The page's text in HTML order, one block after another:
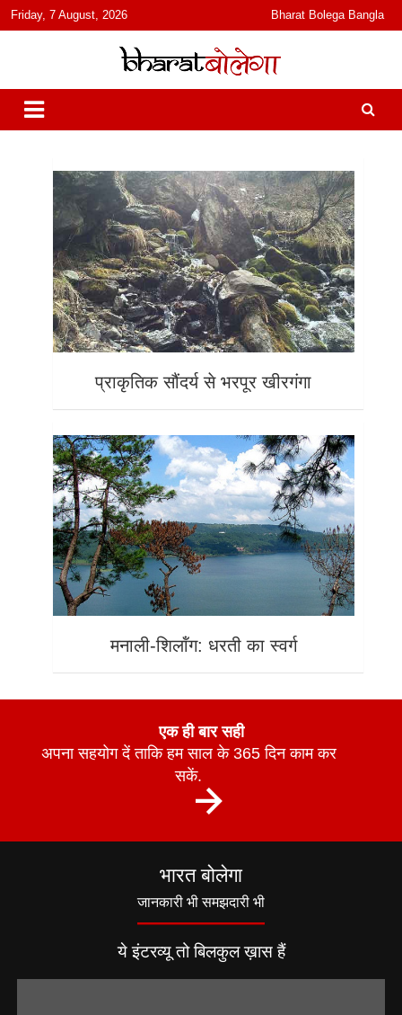
content
Friday, 7 August, 2026 Bharat Bolega Bangla
भारत बोलेगा
हिंदी में समाचार, विचार, ऑडियो, वीडियो और फ़ीचर. भारत बोलेगा हिंदी न्यूज़ वेबसाइट
India: News, Views, Info, Trends & Podcast I जानकारी भी समझदारी भी
और पॉडकास्ट
प्राकृतिक सौंदर्य से भरपूर खीरगंगा
मनाली-शिलॉंग: धरती का स्वर्ग
एक ही बार सही
अपना सहयोग दें ताकि हम साल के 365 दिन काम कर
सकें.
भारत बोलेगा
जानकारी भी समझदारी भी
ये इंटरव्यू तो बिलकुल ख़ास हैं